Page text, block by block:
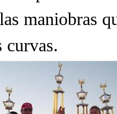
maniobras
curvas.